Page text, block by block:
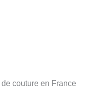
couture en France